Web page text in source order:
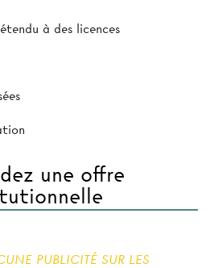
à des licences
une offre
PUBLICITÉ SUR LES